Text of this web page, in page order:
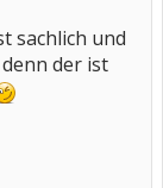
sachlich und
der ist